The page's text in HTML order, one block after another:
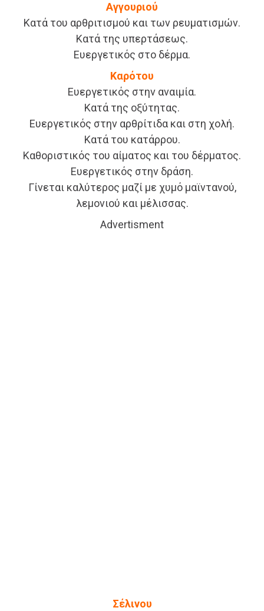
Αγγουριού
Κατά του αρθριτισμού και των ρευματισμών.
Κατά της υπερτάσεως.
Ευεργετικός στο δέρμα.
Καρότου
Ευεργετικός στην αναιμία.
Κατά της οξύτητας.
Ευεργετικός στην αρθρίτιδα και στη χολή.
Κατά του κατάρρου.
Καθοριστικός του αίματος και του δέρματος.
Ευεργετικός στην δράση.
Γίνεται καλύτερος μαζί με χυμό μαϊντανού,
λεμονιού και μέλισσας.
Advertisment
Σέλινου